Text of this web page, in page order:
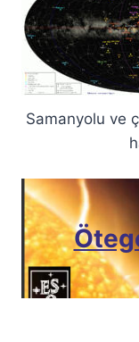
Samanyolu ve